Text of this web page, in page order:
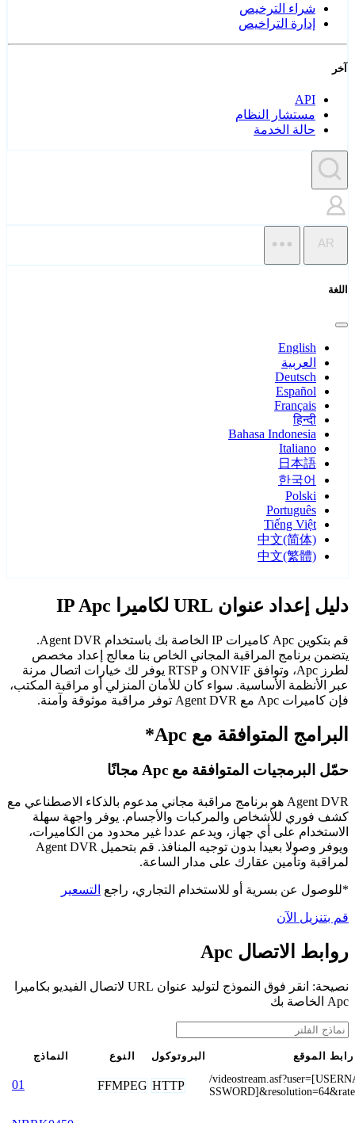
شراء الترخيص
إدارة التراخيص
آخر
API
مستشار النظام
حالة الخدمة
AR
اللغة
English
العربية
Deutsch
Español
Français
हिन्दी
Bahasa Indonesia
Italiano
日本語
한국어
Polski
Português
Tiếng Việt
中文(简体)
中文(繁體)
دليل إعداد عنوان URL لكاميرا IP Apc
قم بتكوين Apc كاميرات IP الخاصة بك باستخدام Agent DVR.
يتضمن برنامج المراقبة المجاني الخاص بنا معالج إعداد مخصص
لطرز Apc، وتوافق ONVIF و RTSP يوفر لك خيارات اتصال مرنة
عبر الأنظمة الأساسية. سواء كان للأمان المنزلي أو مراقبة المكتب،
فإن كاميرات Apc مع Agent DVR توفر مراقبة موثوقة وآمنة.
البرامج المتوافقة مع Apc*
حمّل البرمجيات المتوافقة مع Apc مجانًا
Agent DVR هو برنامج مراقبة مجاني مدعوم بالذكاء الاصطناعي مع
كشف فوري للأشخاص والمركبات والأجسام. يوفر واجهة سهلة
الاستخدام على أي جهاز، ويدعم عددا غير محدود من الكاميرات،
ويوفر وصولا بعيدا بدون توجيه المنافذ. قم بتحميل Agent DVR
لمراقبة وتأمين عقارك على مدار الساعة.
*للوصول عن بسرية أو للاستخدام التجاري، راجع التسعير
قم بتنزيل الآن
روابط الاتصال Apc
نصيحة: انقر فوق النموذج لتوليد عنوان URL لاتصال الفيديو بكاميرا
Apc الخاصة بك
النماذج النوع البروتوكول رابط الموقع
01 FFMPEG HTTP
/